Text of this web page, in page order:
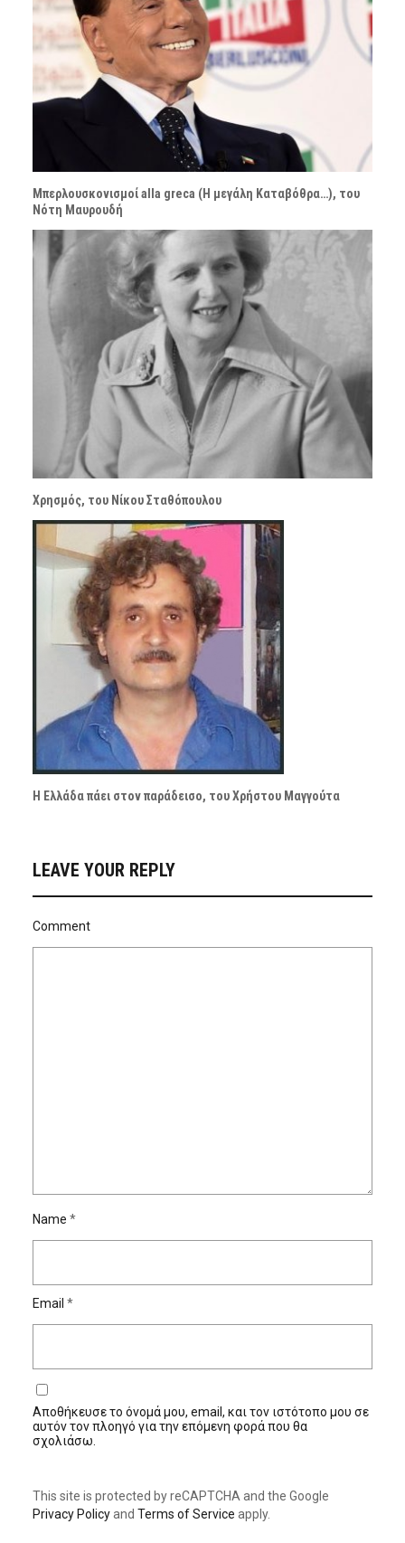
Μπερλουσκονισμοί alla greca (Η μεγάλη Καταβόθρα…), του
Νότη Μαυρουδή
Χρησμός, του Νίκου Σταθόπουλου
Η Ελλάδα πάει στον παράδεισο, του Χρήστου Μαγγούτα
LEAVE YOUR REPLY
Comment
Name *
Email *
Αποθήκευσε το όνομά μου, email, και τον ιστότοπο μου σε
αυτόν τον πλοηγό για την επόμενη φορά που θα
σχολιάσω.
This site is protected by reCAPTCHA and the Google
Privacy Policyand Terms of Service apply.